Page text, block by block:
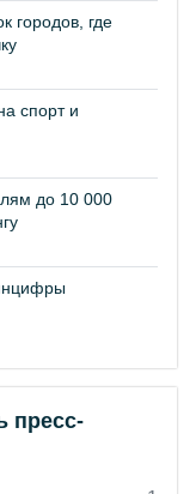
городов, где
спорт и
до 10 000
пресс-